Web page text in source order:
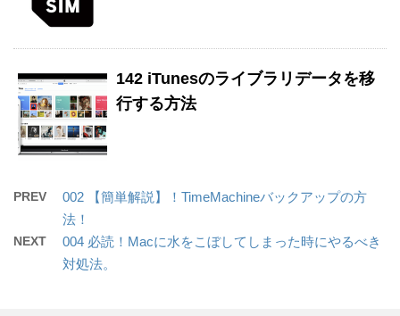
142 iTunesのライブラリデータを移
行する方法
PREV
002 【簡単解説】！TimeMachineバックアップの方
法！
NEXT
004 必読！Macに水をこぼしてしまった時にやるべき
対処法。